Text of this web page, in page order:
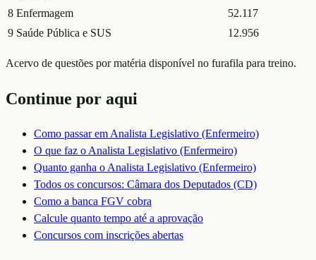
8 Enfermagem
52.117
9 Saúde Pública e SUS 12.956
Acervo de questões por matéria disponível no furafila para treino.
Continue por aqui
Como passar em Analista Legislativo (Enfermeiro)
O que faz o Analista Legislativo (Enfermeiro)
Quanto ganha o Analista Legislativo (Enfermeiro)
Todos os concursos: Câmara dos Deputados (CD)
Como a banca FGV cobra
Calcule quanto tempo até a aprovação
Concursos com inscrições abertas